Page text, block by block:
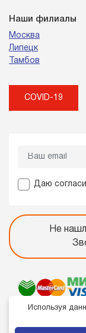
Наши филиалы
Москва
Липецк
Тамбов
COVID-19
Даю
Не
Используя